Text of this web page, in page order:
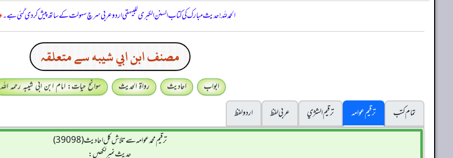
الحمدللہ! حدیث مبارک کی کتاب السنن الكبرى للبيهقي اردو عربی سرچ سہولت کے ساتھ پیش کر دی گئی ہے۔
مصنف ابن ابي شيبه سے متعلقہ
ابواب احادیث رواۃ الحدیث
سوانح حیات: امام ابن ابی شیبہ رحمہ اللہ
تمام کتب
ترقیم عوامہ ترقيم الشژي عربی لفظ
اردو لفظ
ترقیم محمدعوامہ سے تلاش کل احادیث (39098)
حدیث نمبر لکھیں: